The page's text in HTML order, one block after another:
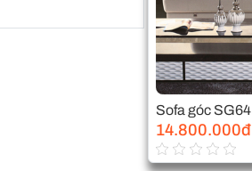
Sofa góc SG64
14.800.000đ